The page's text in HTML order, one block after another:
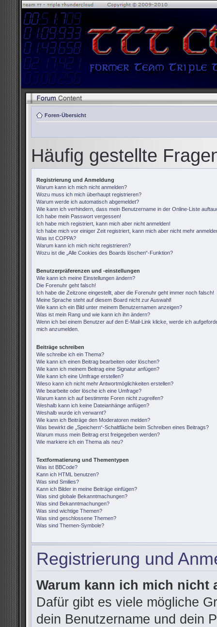
Foren-Übersicht
Häufig gestellte
Registrierung und Anmeldung
Warum kann ich mich nicht anmelden?
Wozu muss ich mich überhaupt registrieren?
Warum werde ich automatisch abgemeldet?
Wie kann ich verhindern, dass mein Benutzername in der Online-Liste
Ich habe mein Passwort vergessen!
Ich habe mich registriert, kann mich aber nicht anmelden!
Ich habe mich vor einiger Zeit registriert, kann mich aber nicht mehr
Was ist COPPA?
Warum kann ich mich nicht registrieren?
Wozu ist die „Alle Cookies des Boards löschen“-Funktion?
Benutzerpräferenzen und -einstellungen
Wie kann ich meine Einstellungen ändern?
Die Forenuhr geht falsch!
Ich habe die Zeitzone eingestellt, aber die Forenuhr geht immer noch falsch!
Meine Sprache steht auf diesem Board nicht zur Auswahl!
Wie kann ich ein Bild unter meinem Benutzernamen anzeigen?
Was ist mein Rang und wie kann ich ihn ändern?
Wenn ich bei einem Benutzer auf den E-Mail-Link klicke, werde ich
mich anzumelden.
Beiträge schreiben
Wie schreibe ich ein Thema?
Wie kann ich einen Beitrag bearbeiten oder löschen?
Wie kann ich meinem Beitrag eine Signatur anfügen?
Wie kann ich eine Umfrage erstellen?
Wieso kann ich nicht mehr Antwortmöglichkeiten erstellen?
Wie bearbeite oder lösche ich eine Umfrage?
Warum kann ich auf bestimmte Foren nicht zugreifen?
Weshalb kann ich keine Dateianhänge anfügen?
Weshalb wurde ich verwarnt?
Wie kann ich Beiträge den Moderatoren melden?
Was bewirkt die „Speichern“-Schaltfläche beim Schreiben eines Beitrags?
Warum muss mein Beitrag erst freigegeben werden?
Wie markiere ich ein Thema als neu?
Textformatierung und Thementypen
Was ist BBCode?
Kann ich HTML benutzen?
Was sind Smilies?
Kann ich Bilder in meine Beiträge einfügen?
Was sind globale Bekanntmachungen?
Was sind Bekanntmachungen?
Was sind wichtige Themen?
Was sind geschlossene Themen?
Was sind Themen-Symbole?
Registrierung und
Warum kann ich mich nicht
Dafür gibt es viele mögliche
dein Benutzername und dein